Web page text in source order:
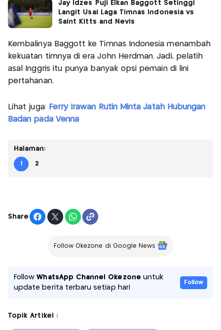
Jay Idzes Puji Elkan Baggott Setinggi
Langit Usai Laga Timnas Indonesia vs
Saint Kitts and Nevis
Kembalinya Baggott ke Timnas Indonesia menambah
kekuatan timnya di era John Herdman. Jadi, pelatih
asal Inggris itu punya banyak opsi pemain di lini
pertahanan.
Lihat juga: Ferry Irawan Rutin Minta Jatah Hubungan
Badan pada Venna
Halaman:
1 2
Share
Follow Okezone di Google News
FollowWhatsApp Channel Okezone untuk
update berita terbaru setiap hari
Follow
Topik Artikel :